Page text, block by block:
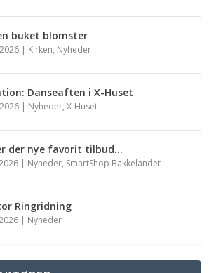
buket blomster
| Kirken, Nyheder
Danseaften i X-Huset
| Nyheder,X-Huset
der nye favorit tilbud…
| Nyheder, SmartShop Bakkelandet
Ringridning
| Nyheder